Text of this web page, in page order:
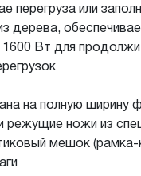
перегруза или
дерева,
Вт для
на полную ширину
ножи из
мешок